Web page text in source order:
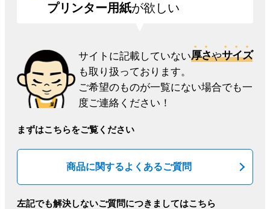
プリンター用紙が欲しい
サイトに記載していない厚さやサイズ
も取り扱っております。
ご希望のものが一覧にない場合でも一
度ご連絡ください！
まずはこちらをご覧ください
商品に関するよくあるご質問
左記でも解決しないご質問につきましてはこちら